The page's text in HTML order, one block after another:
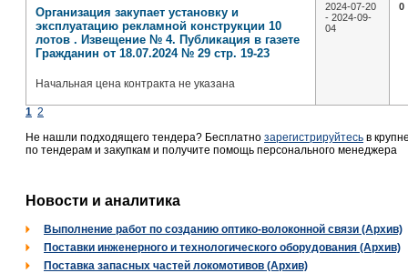
Организация закупает установку и
эксплуатацию рекламной конструкции 10
лотов . Извещение № 4. Публикация в газете
Гражданин от 18.07.2024 № 29 стр. 19-23
Начальная цена контракта не указана
2024-07-20
- 2024-09-
04
0
1 2
Не нашли подходящего тендера? Бесплатно зарегистрируйтесь в
по тендерам и закупкам и получите помощь персонального менеджера
Новости и аналитика
Выполнение работ по созданию оптико-волоконной связи (Архив)
Поставки инженерного и технологического оборудования (Архив)
Поставка запасных частей локомотивов (Архив)